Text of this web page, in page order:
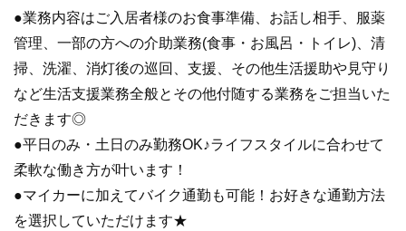
●業務内容はご入居者様のお食事準備、お話し相手、服薬
管理、一部の方への介助業務(食事・お風呂・トイレ)、清
掃、洗濯、消灯後の巡回、支援、その他生活援助や見守り
など生活支援業務全般とその他付随する業務をご担当いた
だきます◎
●平日のみ・土日のみ勤務OK♪ライフスタイルに合わせて
柔軟な働き方が叶います！
●マイカーに加えてバイク通勤も可能！お好きな通勤方法
を選択していただけます★